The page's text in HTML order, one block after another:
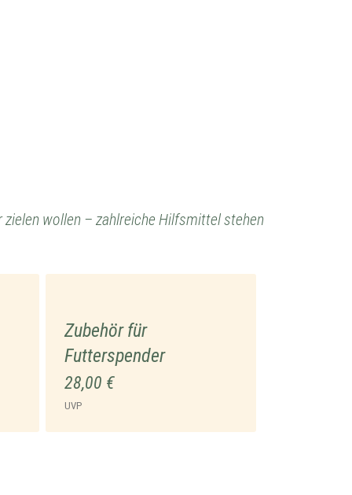
zielen wollen – zahlreiche Hilfsmittel stehen
Zubehör für
Futterspender
28,00 €
UVP